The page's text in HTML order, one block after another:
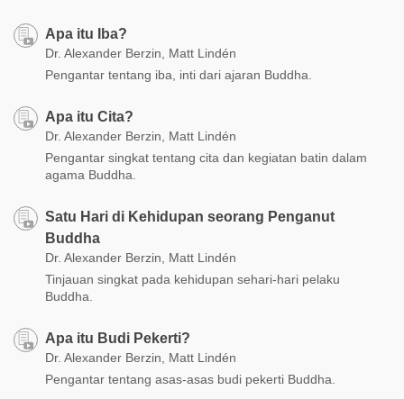
Apa itu Iba?
Dr. Alexander Berzin, Matt Lindén
Pengantar tentang iba, inti dari ajaran Buddha.
Apa itu Cita?
Dr. Alexander Berzin, Matt Lindén
Pengantar singkat tentang cita dan kegiatan batin dalam
agama Buddha.
Satu Hari di Kehidupan seorang Penganut
Buddha
Dr. Alexander Berzin, Matt Lindén
Tinjauan singkat pada kehidupan sehari-hari pelaku
Buddha.
Apa itu Budi Pekerti?
Dr. Alexander Berzin, Matt Lindén
Pengantar tentang asas-asas budi pekerti Buddha.